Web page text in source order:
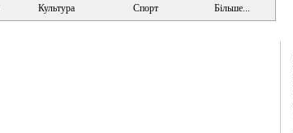
Культура Спорт Більше...